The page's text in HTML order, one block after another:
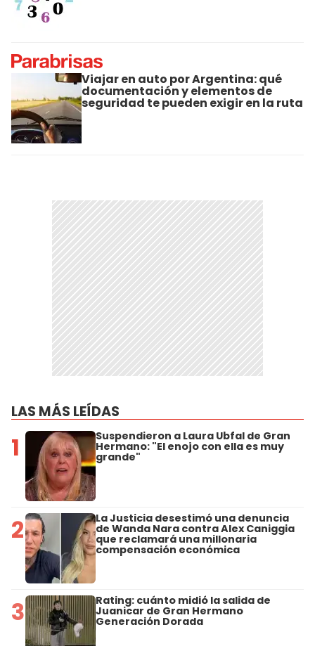
Viajar en auto por Argentina: qué
documentación y elementos de
seguridad te pueden exigir en la ruta
LAS MÁS LEÍDAS
1 Suspendieron a Laura Ubfal de Gran
Hermano: "El enojo con ella es muy
grande"
2 La Justicia desestimó una denuncia
de Wanda Nara contra Alex Caniggia
que reclamará una millonaria
compensación económica
3 Rating: cuánto midió la salida de
Juanicar de Gran Hermano
Generación Dorada